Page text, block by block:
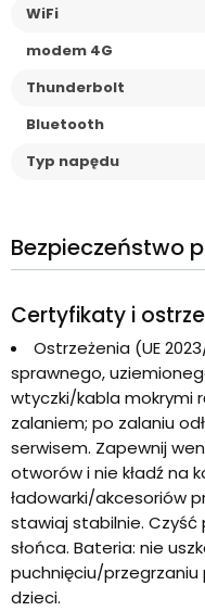
WiFi
modem 4G
Thunderbolt
Bluetooth
Typ napędu
Bezpieczeństwo
Certyfikaty i
Ostrzeżenia (UE
sprawnego,
wtyczki/kabla mokrymi
zalaniem; po zalaniu
serwisem. Zapewnij
otworów i nie kładź na
ładowarki/akcesoriów
stawiaj stabilnie. Czyść
słońca. Bateria: nie
puchnięciu/przegrzaniu
dzieci.